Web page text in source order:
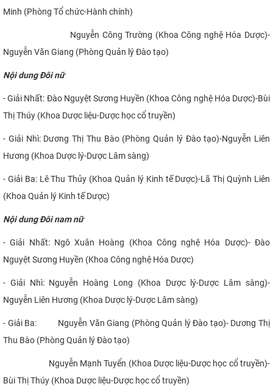
Minh (Phòng Tổ chức-Hành chính)
Nguyễn Công Trường (Khoa Công nghệ Hóa Dược)-
Nguyễn Văn Giang (Phòng Quản lý Đào tạo)
Nội dung Đôi nữ
- Giải Nhất: Đào Nguyệt Sương Huyền (Khoa Công nghệ Hóa Dược)-Bùi
Thị Thúy (Khoa Dược liệu-Dược học cổ truyền)
- Giải Nhì: Dương Thị Thu Bào (Phòng Quản lý Đào tạo)-Nguyễn Liên
Hương (Khoa Dược lý-Dược Lâm sàng)
- Giải Ba: Lê Thu Thủy (Khoa Quản lý Kinh tế Dược)-Lã Thị Quỳnh Liên
(Khoa Quản lý Kinh tế Dược)
Nội dung Đôi nam nữ
- Giải Nhất: Ngô Xuân Hoàng (Khoa Công nghệ Hóa Dược)- Đào
Nguyệt Sương Huyền (Khoa Công nghệ Hóa Dược)
- Giải Nhì: Nguyễn Hoàng Long (Khoa Dược lý-Dược Lâm sàng)-
Nguyễn Liên Hương (Khoa Dược lý-Dược Lâm sàng)
- Giải Ba: Nguyễn Văn Giang (Phòng Quản lý Đào tạo)- Dương Thị
Thu Bào (Phòng Quản lý Đào tạo)
Nguyễn Mạnh Tuyển (Khoa Dược liệu-Dược học cổ truyền)-
Bùi Thị Thúy (Khoa Dược liệu-Dược học cổ truyền)